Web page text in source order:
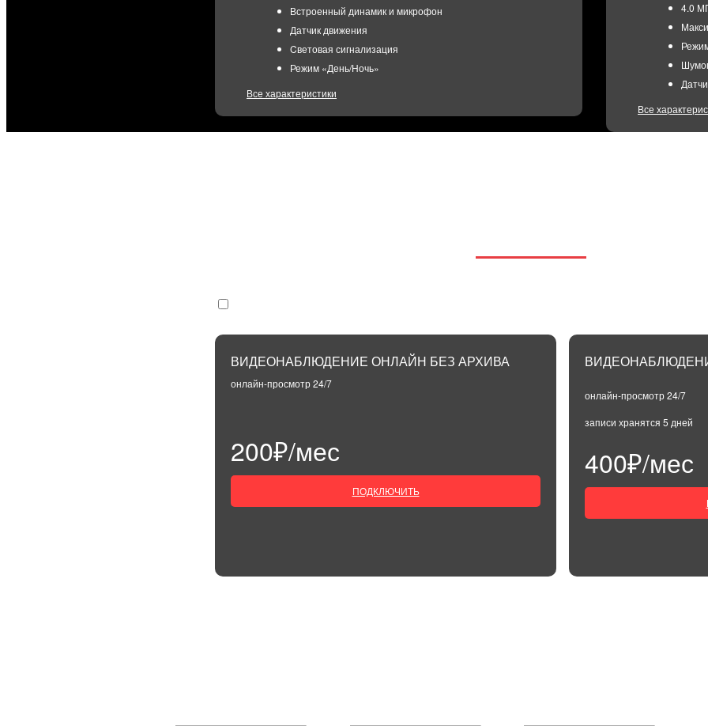
Встроенный динамик и микрофон
Датчик движения
Cветовая сигнализация
Режим «День/Ночь»
Частота кадров при максимальном разрешении 25 к/с
Угол обзора по горизонтали (макс.) 103 °
Угол обзора по вертикали (макс.) 58 °
300₽/мес
Все характеристики
4.0
Угол
Все
ВИДЕОНАБЛЮДЕНИЕ ОНЛАЙН БЕЗ АРХИВА
онлайн-просмотр 24/7
200₽/мес
ПОДКЛЮЧИТЬ
онлайн-просмотр 24/7
записи хранятся 5 дней
400₽/мес